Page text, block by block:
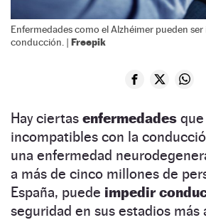
Enfermedades como el Alzhéimer pueden
conducción. | Freepik
Hay ciertas enfermedades
incompatibles con la
una enfermedad
a más de cinco millones de
España, puede impedir
seguridad en sus estadios más